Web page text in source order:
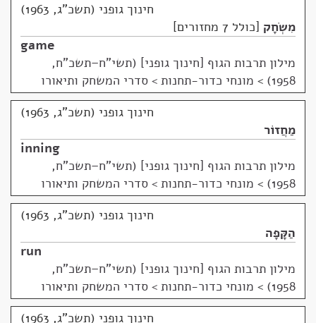
חינוך גופני (תשכ"ג, 1963)
מִשְׂחָק כולל 7 מחזורים
game
מילון תרבות הגוף [חינוך גופני] (תשי"ח–תשכ"ח,
1958)
> מונחי כדור-תחנות > סדרי המשחק ותיאורו
חינוך גופני (תשכ"ג, 1963)
מַחֲזוֹר
inning
מילון תרבות הגוף [חינוך גופני] (תשי"ח–תשכ"ח,
1958)
> מונחי כדור-תחנות > סדרי המשחק ותיאורו
חינוך גופני (תשכ"ג, 1963)
הַקָּפָה
run
מילון תרבות הגוף [חינוך גופני] (תשי"ח–תשכ"ח,
1958)
> מונחי כדור-תחנות > סדרי המשחק ותיאורו
חינוך גופני (תשכ"ג, 1963)